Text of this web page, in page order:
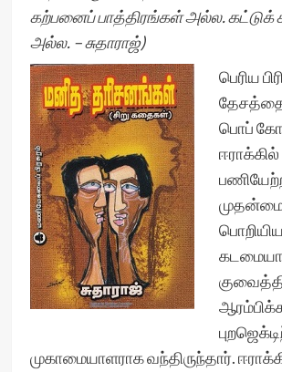
கற்பனைப் பாத்திரங்கள் அல்ல.
அல்ல. – சுதாராஜ்)
பெரிய
பொப்
முகாமையாளராக வந்திருந்தார்.